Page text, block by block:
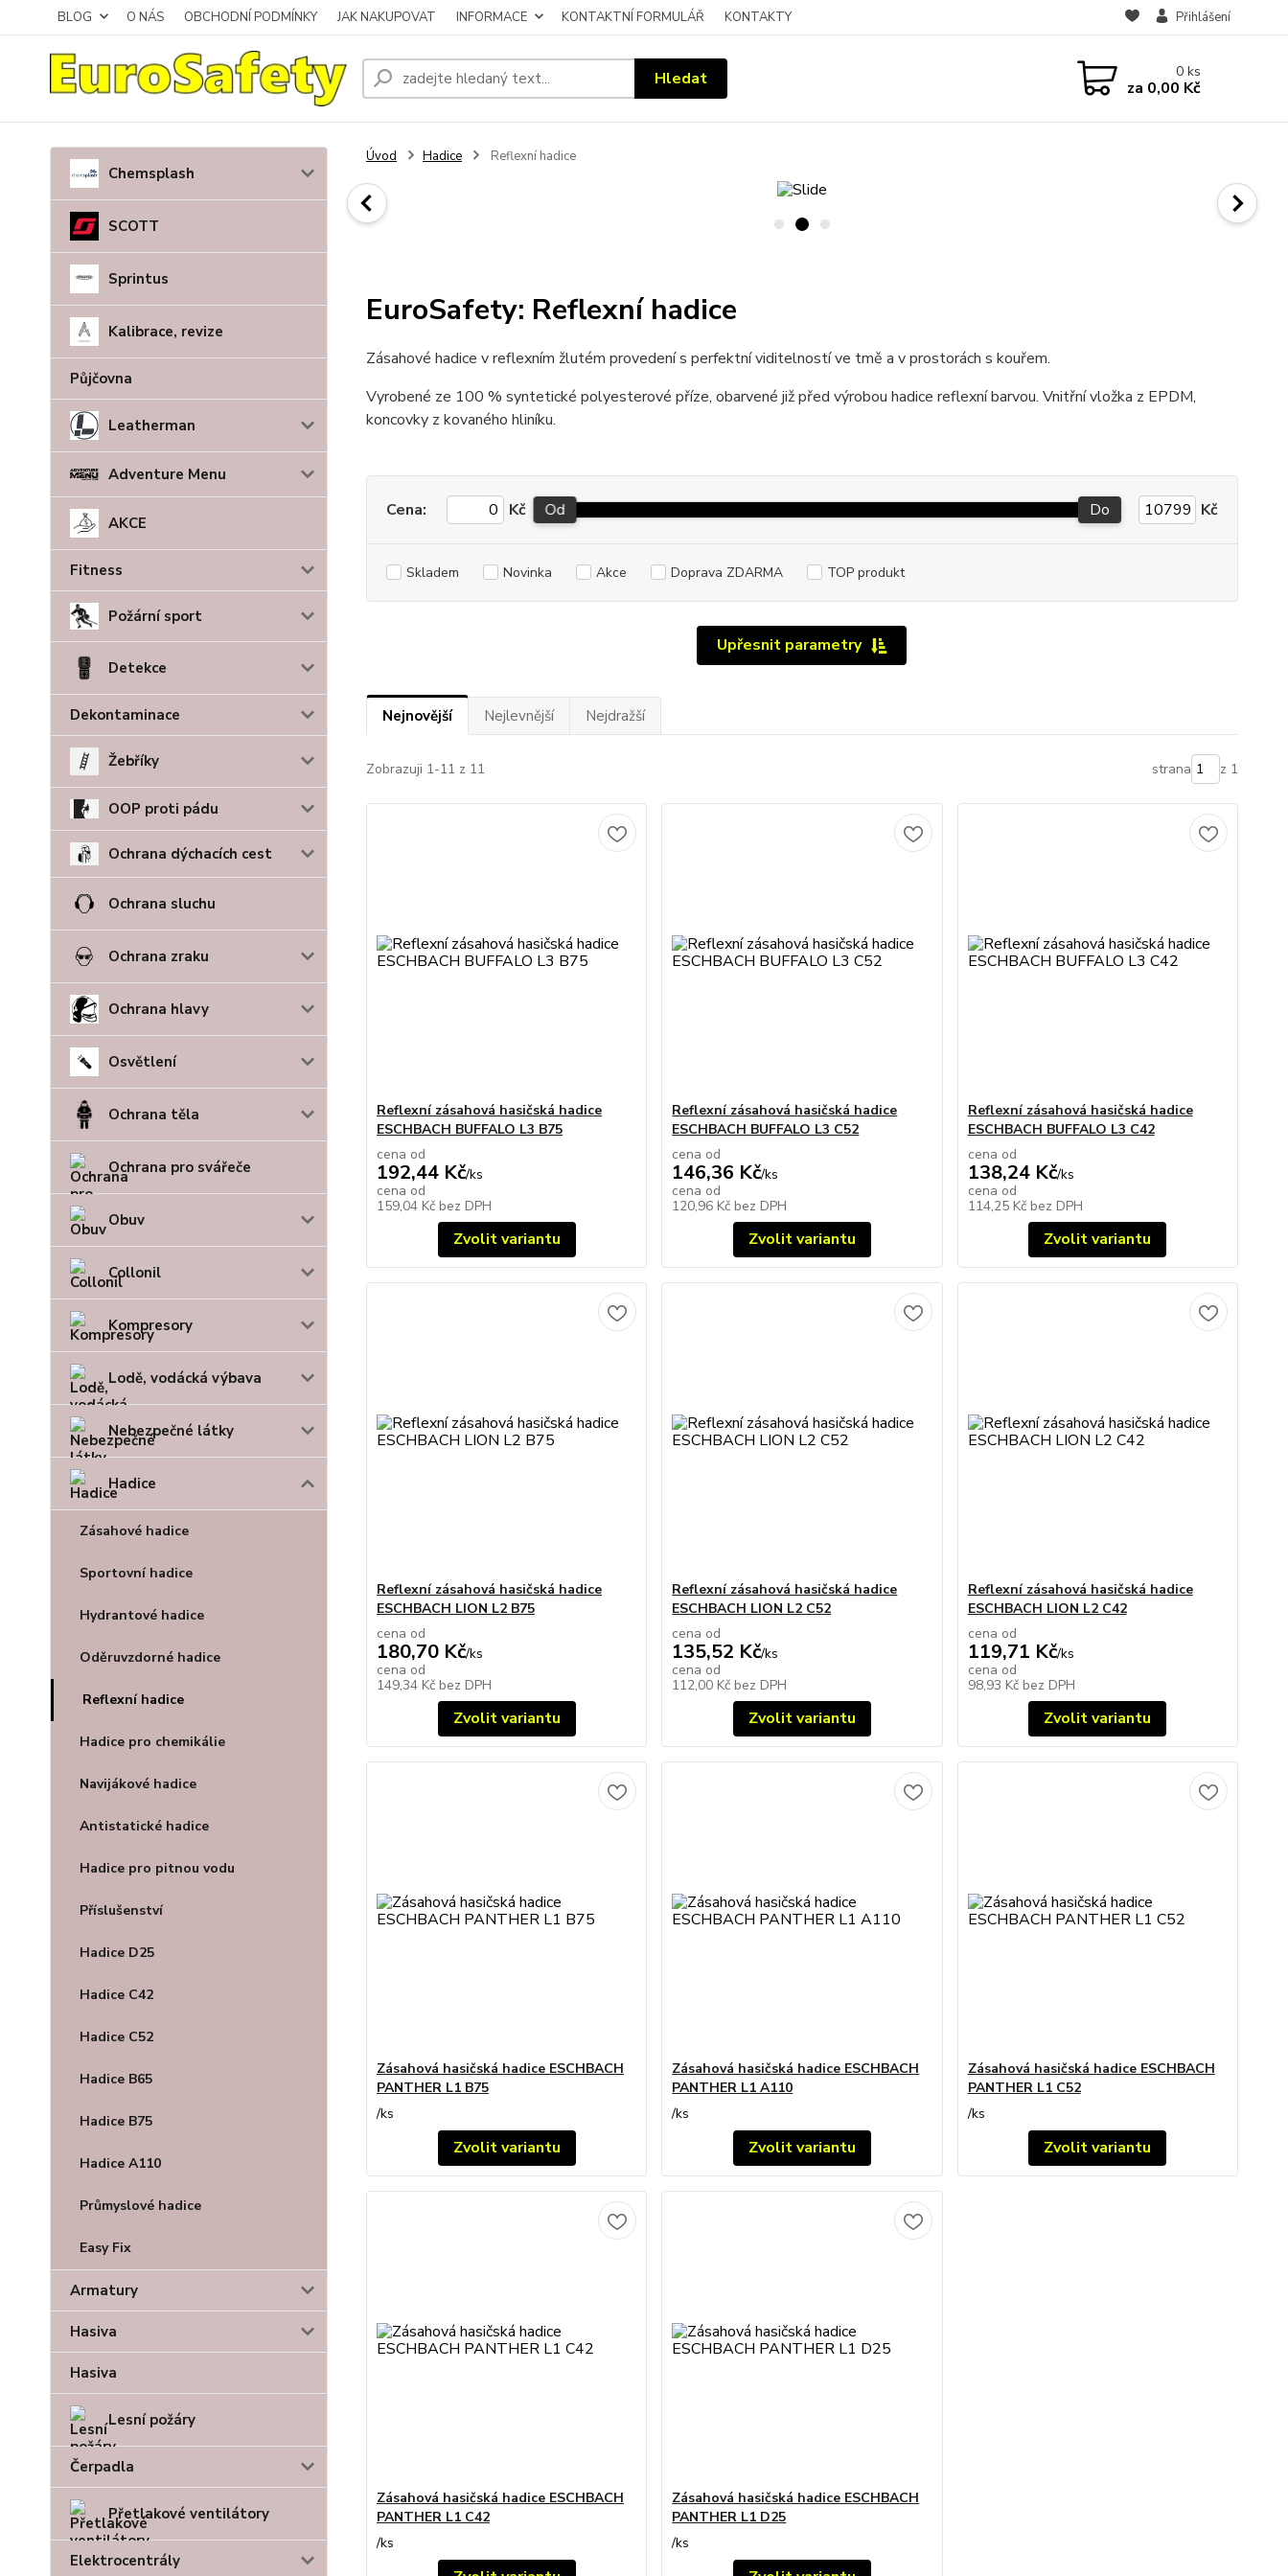
BLOG O NÁS OBCHODNÍ PODMÍNKY JAK NAKUPOVAT INFORMACE KONTAKTNÍ FORMULÁŘ KONTAKTY Přihlášení
Hledat 0ks
za 0,00 Kč
Chemsplash
SCOTT
Sprintus
Kalibrace, revize
Půjčovna
Leatherman
Adventure Menu
AKCE
Fitness
Požární sport
Detekce
Dekontaminace
Žebříky
OOP proti pádu
Ochrana dýchacích cest
Ochrana sluchu
Ochrana zraku
Ochrana hlavy
Osvětlení
Ochrana těla
Ochrana pro svářeče
Obuv
Collonil
Kompresory
Lodě, vodácká výbava
Nebezpečné látky
Hadice
Zásahové hadice
Sportovní hadice
Hydrantové hadice
Oděruvzdorné hadice
Reflexní hadice
Hadice pro chemikálie
Navijákové hadice
Antistatické hadice
Hadice pro pitnou vodu
Příslušenství
Hadice D25
Hadice C42
Hadice C52
Hadice B65
Hadice B75
Hadice A110
Průmyslové hadice
Easy Fix
Armatury
Hasiva
Hasiva
Lesní požáry
Čerpadla
Přetlakové ventilátory
Elektrocentrály
Úvod Hadice Reflexní hadice
EuroSafety: Reflexní hadice
Zásahové hadice v reflexním žlutém provedení s perfektní viditelností ve tmě a v prostorách s kouřem.
Vyrobené ze 100 % syntetické polyesterové příze, obarvené již před výrobou hadice reflexní barvou. Vnitřní vložka z EPDM,
koncovky z kovaného hliníku.
Upřesnit parametry
Cena: Kč Od Do Kč
Skladem Novinka Akce Doprava ZDARMA TOP produkt
Nejnovější Nejlevnější Nejdražší
Zobrazuji 1-11 z 11 strana z 1
Reflexní zásahová hasičská hadice
ESCHBACH BUFFALO L3 B75
cena od
192,44 Kč/ks
cena od
159,04 Kč bez DPH
Zvolit variantu
Reflexní zásahová hasičská hadice
ESCHBACH BUFFALO L3 C52
cena od
146,36 Kč/ks
cena od
120,96 Kč bez DPH
Zvolit variantu
Reflexní zásahová hasičská hadice
ESCHBACH BUFFALO L3 C42
cena od
138,24 Kč/ks
cena od
114,25 Kč bez DPH
Zvolit variantu
Reflexní zásahová hasičská hadice
ESCHBACH LION L2 B75
cena od
180,70 Kč/ks
cena od
149,34 Kč bez DPH
Zvolit variantu
Reflexní zásahová hasičská hadice
ESCHBACH LION L2 C52
cena od
135,52 Kč/ks
cena od
112,00 Kč bez DPH
Zvolit variantu
Reflexní zásahová hasičská hadice
ESCHBACH LION L2 C42
cena od
119,71 Kč/ks
cena od
98,93 Kč bez DPH
Zvolit variantu
Zásahová hasičská hadice ESCHBACH
PANTHER L1 B75
/ks
Zvolit variantu
Zásahová hasičská hadice ESCHBACH
PANTHER L1 A110
/ks
Zvolit variantu
Zásahová hasičská hadice ESCHBACH
PANTHER L1 C52
/ks
Zvolit variantu
Zásahová hasičská hadice ESCHBACH
PANTHER L1 C42
/ks
Zásahová hasičská hadice ESCHBACH
PANTHER L1 D25
/ks